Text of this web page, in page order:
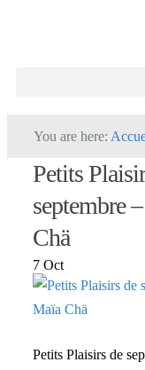
You are here:
Petits
septembre
Chä
7 Oct
Petits Plaisirs de